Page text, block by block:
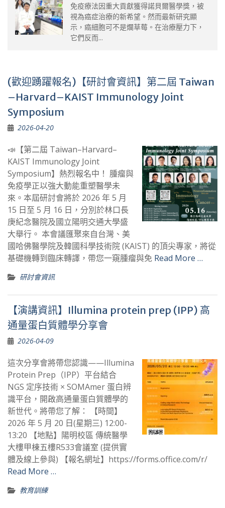
免疫療法因重大貢獻獲得諾貝爾醫學獎，被
視為癌症治療的新希望。然而最新研究顯
示，癌細胞可不是爛草莓。在治療壓力下，
它們反而...
(歡迎踴躍報名)【研討會資訊】第二屆 Taiwan
–Harvard–KAIST Immunology Joint
Symposium
2026-04-20
📣【第二屆 Taiwan–Harvard–
KAIST Immunology Joint
Symposium】熱烈報名中！ 腫瘤與
免疫學正以強大動能重塑醫學未
來。本屆研討會將於 2026 年 5 月
15 日至 5 月 16 日，分別於林口長
庚紀念醫院及國立陽明交通大學盛
大舉行。 本會議匯聚來自台灣、美
國哈佛醫學院及韓國科學技術院 (KAIST) 的頂尖專家，將從
基礎機轉到臨床轉譯，帶您一窺腫瘤與免 Read More …
研討會資訊
【演講資訊】Illumina protein prep (IPP) 高
通量蛋白質體學分享會
2026-04-09
這次分享會將帶您認識——Illumina
Protein Prep（IPP）平台結合
NGS 定序技術 × SOMAmer 蛋白辨
識平台，開啟高通量蛋白質體學的
新世代。將帶您了解： 【時間】
2026 年 5 月 20 日(星期三) 12:00-
13:20 【地點】陽明校區 傳統醫學
大樓甲棟五樓R533會議室 (提供實
體及線上參與) 【報名網址】https://forms.office.com/r/
Read More …
教育訓練